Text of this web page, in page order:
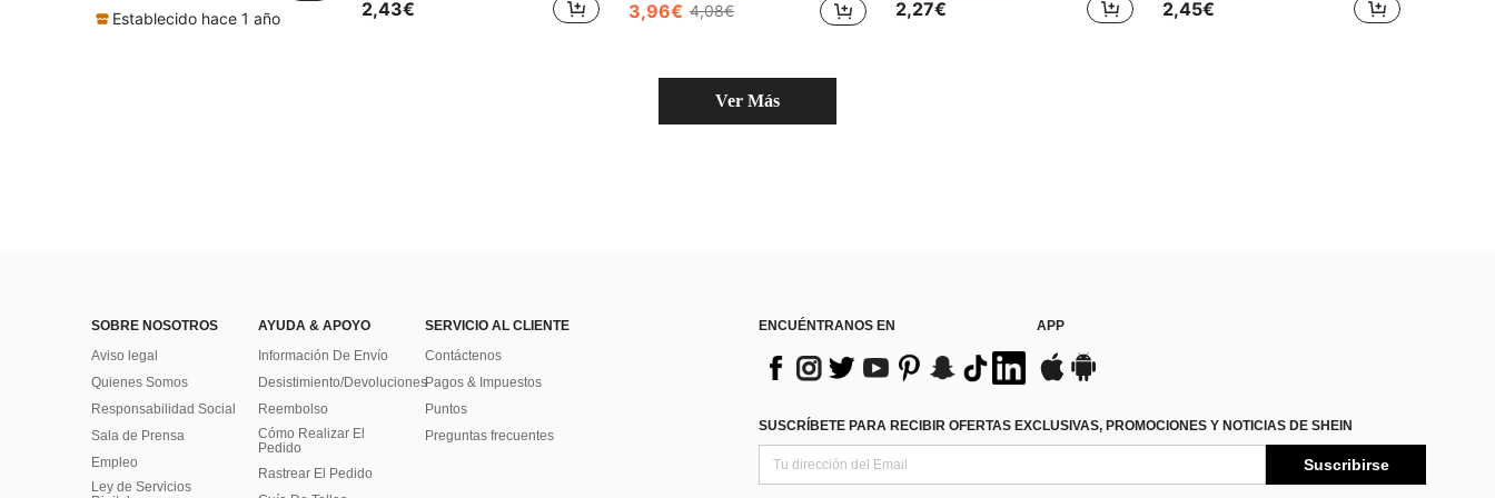
Establecido hace 1 año 2,43€
#3 Más vendidos
en Ceniceros
3,96€ 4,08€ #1 Más vendidos en Cachimba y accesorios
2,27€ 2,45€
Ver Más
SOBRE NOSOTROS
Aviso legal
Quienes Somos
Responsabilidad Social
Sala de Prensa
Empleo
Ley de Servicios
AYUDA & APOYO
Información De Envío
Desistimiento/Devoluciones
Reembolso
Cómo Realizar El
Pedido
Rastrear El Pedido
SERVICIO AL CLIENTE
Contáctenos
Pagos & Impuestos
Puntos
Preguntas frecuentes
ENCUÉNTRANOS EN APP
SUSCRÍBETE PARA RECIBIR OFERTAS EXCLUSIVAS, PROMOCIONES Y NOTICIAS DE SHEIN
Suscribirse